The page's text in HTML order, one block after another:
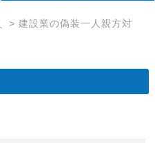
> 建設業の偽装一人親方対